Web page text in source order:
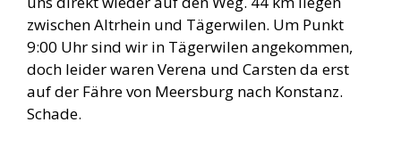
zwischen Altrhein und Tägerwilen. Um Punkt
9:00 Uhr sind wir in Tägerwilen angekommen,
doch leider waren Verena und Carsten da erst
auf der Fähre von Meersburg nach Konstanz.
Schade.